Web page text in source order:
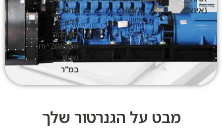
(אינצ')
H.W.L
אוויר
ללא
השתקה
(WXH)m^2
שטח
במ"ר
מבט על הגנרטור שלך